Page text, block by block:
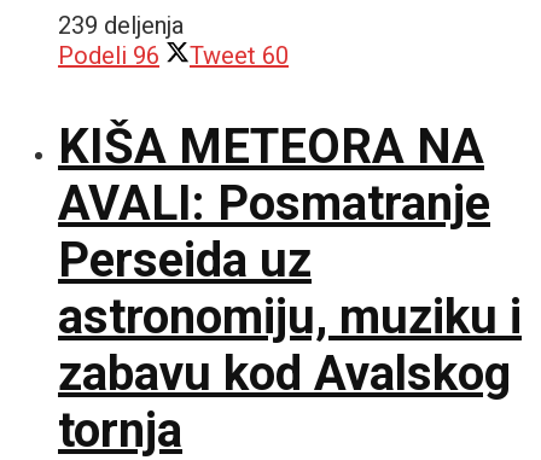
239 deljenja
Podeli 96 Tweet 60
KIŠA METEORA NA
AVALI: Posmatranje
Perseida uz
astronomiju, muziku i
zabavu kod Avalskog
tornja